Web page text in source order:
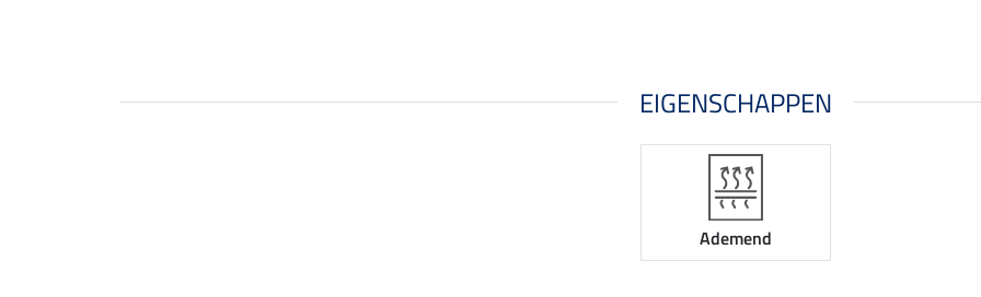
EIGENSCHAPPEN
Ademend